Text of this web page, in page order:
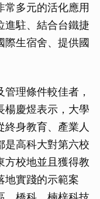
常多元的活化應用
進駐、結合台鐵捷
際生宿舍、提供國
理條件較佳者，
楊慶煜表示，大學
身教育、產業人
是高科大對第六校
方校地並且獲得教
地實踐的示範案